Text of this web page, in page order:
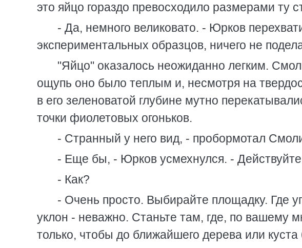
это яйцо гораздо превосходило размерами ту
- Да, немного великовато. - Юрков
экспериментальных образцов, ничего не
"Яйцо" оказалось неожиданно легким.
ощупь оно было теплым и, несмотря на
в его зеленоватой глубине мутно
точки фиолетовых огоньков.
- Странный у него вид, - пробормотал
- Еще бы, - Юрков усмехнулся. -
- Как?
- Очень просто. Выбирайте площадку. Где
уклон - неважно. Станьте там, где, по вашему
только, чтобы до ближайшего дерева или